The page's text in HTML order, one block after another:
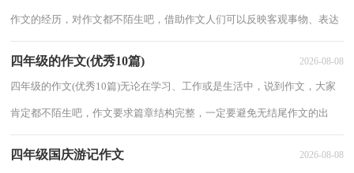
作文的经历，对作文都不陌生吧，借助作文人们可以反映客观事物、表达
四年级的作文(优秀10篇) 2026-08-08
四年级的作文(优秀10篇)无论在学习、工作或是生活中，说到作文，大家
肯定都不陌生吧，作文要求篇章结构完整，一定要避免无结尾作文的出
四年级国庆游记作文 2026-08-08